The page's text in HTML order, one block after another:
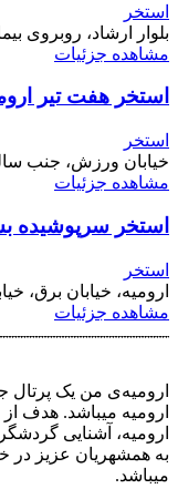
استخر
بلوار ارشاد، روبروی
مشاهده جزئیات
استخر هفت تیر
استخر
خیابان ورزش، جنب
مشاهده جزئیات
استخر سرپوشیده
استخر
ارومیه، خیابان برق،
مشاهده جزئیات
ارومیه‌ی من یک
ارومیه میباشد. هدف
ارومیه، آشنایی
به همشهریان عزیز در
میباشد.